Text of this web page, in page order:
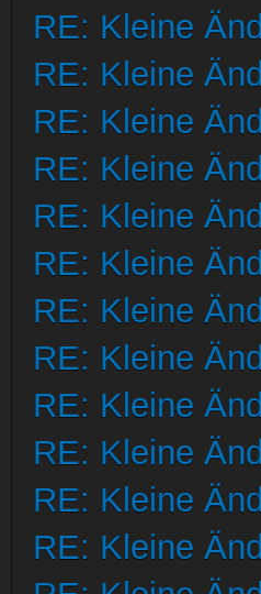
RE: Kleine
RE: Kleine
RE: Kleine
RE: Kleine
RE: Kleine
RE: Kleine
RE: Kleine
RE: Kleine
RE: Kleine
RE: Kleine
RE: Kleine
RE: Kleine